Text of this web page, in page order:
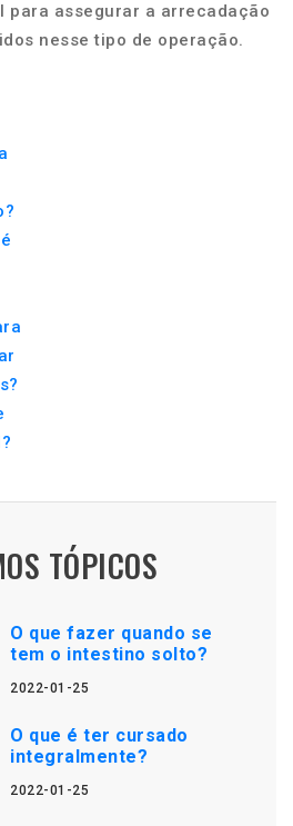
para assegurar a arrecadação
nesse tipo de operação.
TÓPICOS
O que fazer quando se
tem o intestino solto?
2022-01-25
O que é ter cursado
integralmente?
2022-01-25